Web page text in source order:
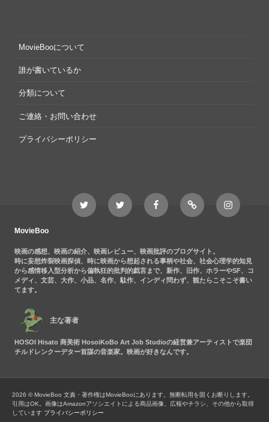
MovieBooについて
誰が書いているか
分類について
ご連絡・お問い合わせ
プライバシーポリシー
Twitter
MovieBoo
Twitter
Nezshi
Movieboo
Facebook
Feedly
Instagram
Nezshi
MovieBoo
映画の感想、映画の紹介、映画レビュー、映画批評のブログサイト。
時に妄想炸裂映画探偵、時に映画から想起される事柄や社会、社会心理学的知見
から感情移入型分析から偏執狂的批判的戯言まで、新作、旧作、ホラーやSF、コ
メディ、文芸、大作、小品、名作、駄作、インディ問わず、観たらこそこそ書い
てます。
主な著者
HOSOI Hisato 商美術 HosoiKoBo Art Job Studioの経営兼アーティストで楽団
チルドレンクーデター首謀の音楽家。映画が好きなんです。
2026 © MovieBoo 文責・著作権はMovieBooにあります。無断転用を固くお断りします。
引用はOK。画像はAmazonアソシエイトによる商品画像、広報やチラシ、その他から取得
しています プライバシーポリシー